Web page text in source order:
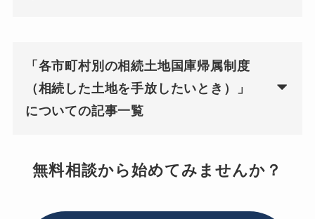
「各市町村別の相続土地国庫帰属制度
（相続した土地を手放したいとき）」
についての記事一覧
無料相談から始めてみませんか？